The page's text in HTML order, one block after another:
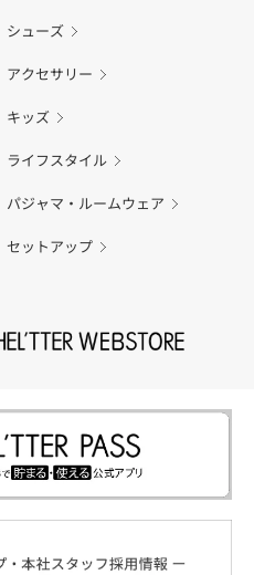
シューズ
アクセサリー
キッズ
ライフスタイル
パジャマ・ルームウェア
セットアップ